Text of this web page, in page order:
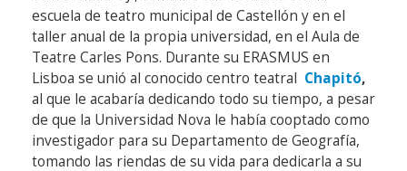
escuela de teatro municipal de Castellón y en el
taller anual de la propia universidad, en el Aula de
Teatre Carles Pons. Durante su ERASMUS en
Lisboa se unió al conocido centro teatral Chapitó,
al que le acabaría dedicando todo su tiempo, a pesar
de que la Universidad Nova le había cooptado como
investigador para su Departamento de Geografía,
tomando las riendas de su vida para dedicarla a su